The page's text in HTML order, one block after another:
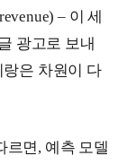
– 이 세
광고로 보내
랑은 차원이 다
르면, 예측 모델